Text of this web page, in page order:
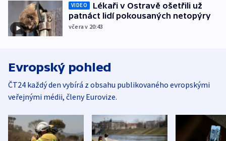
VIDEO
Lékaři v Ostravě ošetřili už
patnáct lidí pokousaných netopýry
včera v 20:43
Evropský pohled
ČT24 každý den vybírá z obsahu publikovaného evropskými
veřejnými médii, členy Eurovize.